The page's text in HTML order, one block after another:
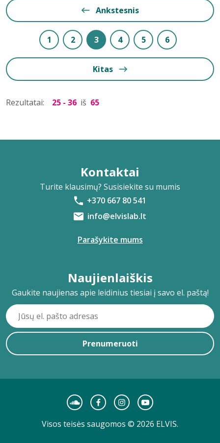
Ankstesnis
1 2 3 4 5 6
Kitas
Rezultatai: 25 - 36 iš 65
Kontaktai
Turite klausimų? Susisiekite su mumis
+370 667 80 541
info@elvislab.lt
Parašykite mums
Naujienlaiškis
Gaukite naujienas apie leidinius tiesiai į savo el. paštą!
Prenumeruoti
Visos teisės saugomos © 2026 ELVIS.